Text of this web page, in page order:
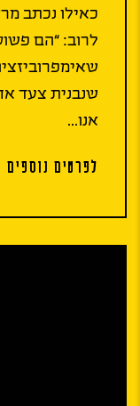
כאילו נכתב
לרוב: “הם
שנבנית צעד
אנו...
לפרטים נוספים